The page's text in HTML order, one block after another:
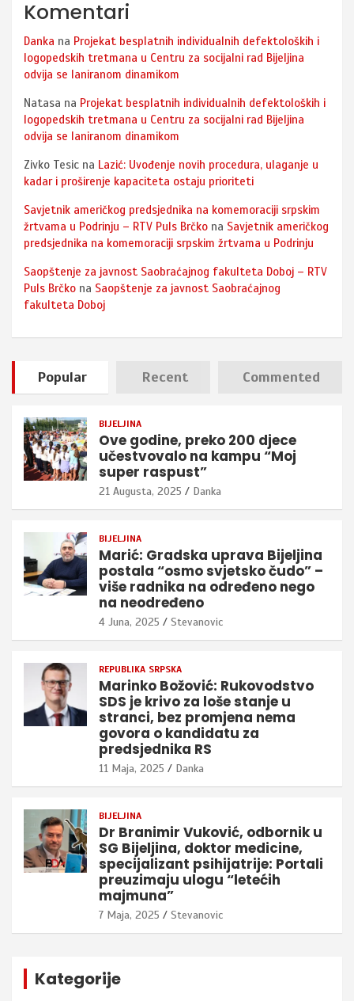
Komentari
Danka na Projekat besplatnih individualnih defektoloških i
logopedskih tretmana u Centru za socijalni rad Bijeljina
odvija se laniranom dinamikom
Natasa na Projekat besplatnih individualnih defektoloških i
logopedskih tretmana u Centru za socijalni rad Bijeljina
odvija se laniranom dinamikom
Zivko Tesic na Lazić: Uvođenje novih procedura, ulaganje u
kadar i proširenje kapaciteta ostaju prioriteti
Savjetnik američkog predsjednika na komemoraciji srpskim
žrtvama u Podrinju – RTV Puls Brčko na Savjetnik američkog
predsjednika na komemoraciji srpskim žrtvama u Podrinju
Saopštenje za javnost Saobraćajnog fakulteta Doboj – RTV
Puls Brčko na Saopštenje za javnost Saobraćajnog
fakulteta Doboj
Popular Recent Commented
BIJELJINA
Ove godine, preko 200 djece
učestvovalo na kampu “Moj
super raspust”
21 Augusta, 2025 Danka
BIJELJINA
Marić: Gradska uprava Bijeljina
postala “osmo svjetsko čudo” –
više radnika na određeno nego
na neodređeno
4 Juna, 2025 Stevanovic
REPUBLIKA SRPSKA
Marinko Božović: Rukovodstvo
SDS je krivo za loše stanje u
stranci, bez promjena nema
govora o kandidatu za
predsjednika RS
11 Maja, 2025 Danka
BIJELJINA
Dr Branimir Vuković, odbornik u
SG Bijeljina, doktor medicine,
specijalizant psihijatrije: Portali
preuzimaju ulogu “letećih
majmuna”
7 Maja, 2025 Stevanovic
Kategorije